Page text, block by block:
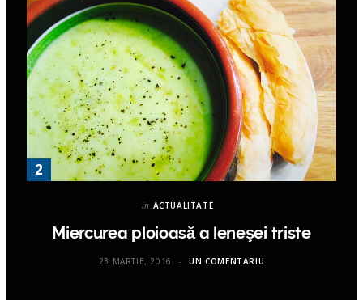
in ACTUALITATE
Miercurea ploioasă a leneşei triste
23 MARTIE, 2016 UN COMENTARIU